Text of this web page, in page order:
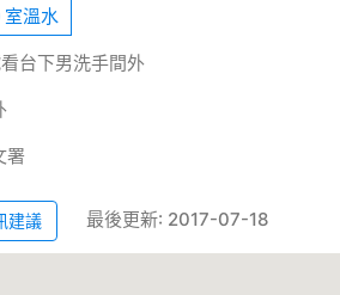
室溫水
台下男洗手間外
署
建議 最後更新: 2017-07-18